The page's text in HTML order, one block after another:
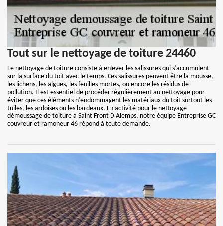
Tout sur le nettoyage de toiture 24460
Le nettoyage de toiture consiste à enlever les salissures qui s’accumulent
sur la surface du toit avec le temps. Ces salissures peuvent être la mousse,
les lichens, les algues, les feuilles mortes, ou encore les résidus de
pollution. Il est essentiel de procéder régulièrement au nettoyage pour
éviter que ces éléments n’endommagent les matériaux du toit surtout les
tuiles, les ardoises ou les bardeaux. En activité pour le nettoyage
démoussage de toiture à Saint Front D Alemps, notre équipe Entreprise GC
couvreur et ramoneur 46 répond à toute demande.